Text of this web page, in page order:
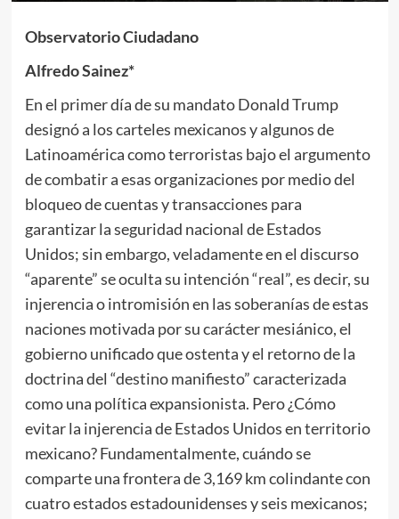
Observatorio Ciudadano
Alfredo Sainez*
En el primer día de su mandato Donald Trump
designó a los carteles mexicanos y algunos de
Latinoamérica como terroristas bajo el argumento
de combatir a esas organizaciones por medio del
bloqueo de cuentas y transacciones para
garantizar la seguridad nacional de Estados
Unidos; sin embargo, veladamente en el discurso
“aparente” se oculta su intención “real”, es decir, su
injerencia o intromisión en las soberanías de estas
naciones motivada por su carácter mesiánico, el
gobierno unificado que ostenta y el retorno de la
doctrina del “destino manifiesto” caracterizada
como una política expansionista. Pero ¿Cómo
evitar la injerencia de Estados Unidos en territorio
mexicano? Fundamentalmente, cuándo se
comparte una frontera de 3,169 km colindante con
cuatro estados estadounidenses y seis mexicanos;